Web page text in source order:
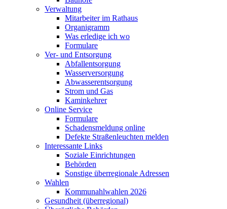
Verwaltung
Mitarbeiter im Rathaus
Organigramm
Was erledige ich wo
Formulare
Ver- und Entsorgung
Abfallentsorgung
Wasserversorgung
Abwasserentsorgung
Strom und Gas
Kaminkehrer
Online Service
Formulare
Schadensmeldung online
Defekte Straßenleuchten melden
Interessante Links
Soziale Einrichtungen
Behörden
Sonstige überregionale Adressen
Wahlen
Kommunahlwahlen 2026
Gesundheit (überregional)